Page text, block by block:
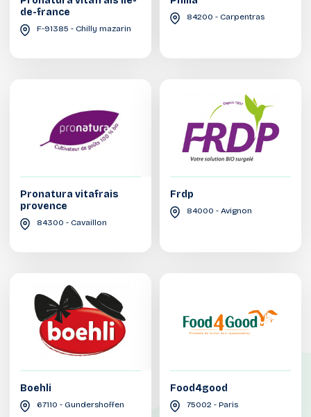
de-france
F-91385 - Chilly mazarin
84200 - Carpentras
Pronatura vitafrais
provence
84300 - Cavaillon
Frdp
84000 - Avignon
Boehli
67110 - Gundershoffen
Food4good
75002 - Paris